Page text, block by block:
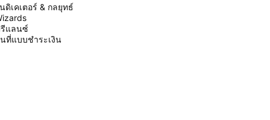
ดิเคเตอร์ & กลยุทธ์
แลนซ์
ที่แบบชำระเงิน